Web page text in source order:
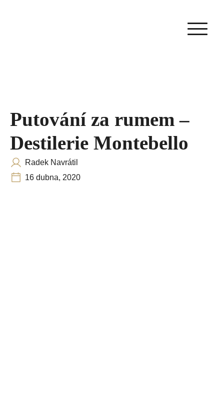
Putování za rumem –
Destilerie Montebello
Radek Navrátil
16 dubna, 2020